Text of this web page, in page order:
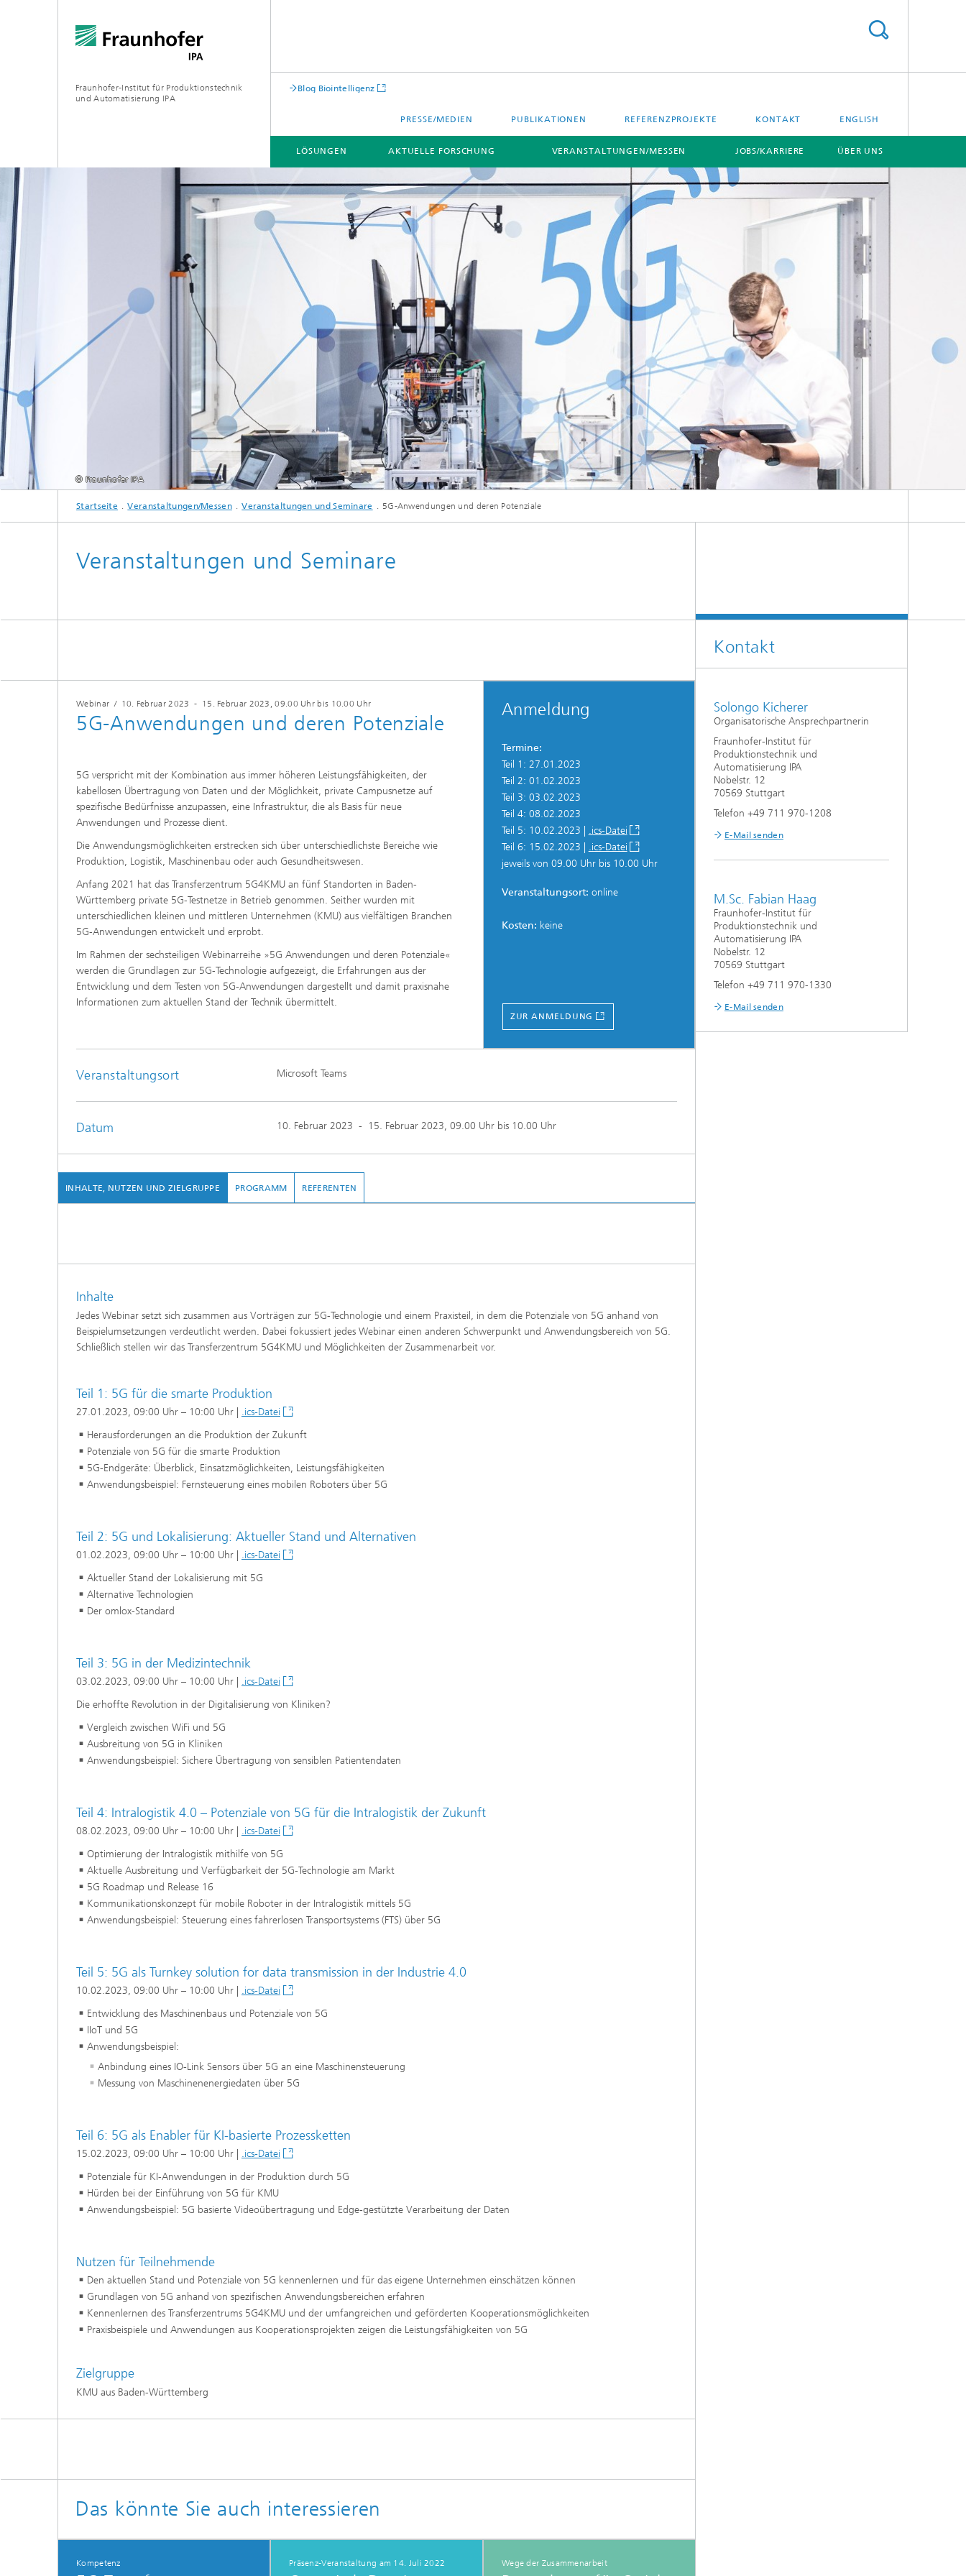
Fraunhofer-Institut für Produktionstechnik
und Automatisierung IPA
Blog Biointelligenz
PRESSE/MEDIEN PUBLIKATIONEN REFERENZPROJEKTE KONTAKT ENGLISH
LÖSUNGEN AKTUELLE FORSCHUNG VERANSTALTUNGEN/MESSEN JOBS/KARRIERE ÜBER UNS
© Fraunhofer IPA
Startseite Veranstaltungen/Messen Veranstaltungen und Seminare 5G-Anwendungen und deren Potenziale
Veranstaltungen und Seminare
Webinar / 10. Februar 2023 - 15. Februar 2023 , 09.00 Uhr bis 10.00 Uhr
5G-Anwendungen und deren Potenziale
5G verspricht mit der Kombination aus immer höheren Leistungsfähigkeiten, der
kabellosen Übertragung von Daten und der Möglichkeit, private Campusnetze auf
spezifische Bedürfnisse anzupassen, eine Infrastruktur, die als Basis für neue
Anwendungen und Prozesse dient.
Die Anwendungsmöglichkeiten erstrecken sich über unterschiedlichste Bereiche wie
Produktion, Logistik, Maschinenbau oder auch Gesundheitswesen.
Anfang 2021 hat das Transferzentrum 5G4KMU an fünf Standorten in Baden-
Württemberg private 5G-Testnetze in Betrieb genommen. Seither wurden mit
unterschiedlichen kleinen und mittleren Unternehmen (KMU) aus vielfältigen Branchen
5G-Anwendungen entwickelt und erprobt.
Im Rahmen der sechsteiligen Webinarreihe »5G Anwendungen und deren Potenziale«
werden die Grundlagen zur 5G-Technologie aufgezeigt, die Erfahrungen aus der
Entwicklung und dem Testen von 5G-Anwendungen dargestellt und damit praxisnahe
Informationen zum aktuellen Stand der Technik übermittelt.
Anmeldung
Termine:
Teil 1: 27.01.2023
Teil 2: 01.02.2023
Teil 3: 03.02.2023
Teil 4: 08.02.2023
Teil 5: 10.02.2023 | .ics-Datei
Teil 6: 15.02.2023 | .ics-Datei
jeweils von 09.00 Uhr bis 10.00 Uhr
Veranstaltungsort: online
Kosten: keine
ZUR ANMELDUNG
Veranstaltungsort Microsoft Teams
Datum 10. Februar 2023 - 15. Februar 2023, 09.00 Uhr bis 10.00 Uhr
INHALTE, NUTZEN UND ZIELGRUPPE
Inhalte
Jedes Webinar setzt sich zusammen aus Vorträgen zur 5G-Technologie und einem Praxisteil, in dem die Potenziale von 5G anhand von
Beispielumsetzungen verdeutlicht werden. Dabei fokussiert jedes Webinar einen anderen Schwerpunkt und Anwendungsbereich von 5G.
Schließlich stellen wir das Transferzentrum 5G4KMU und Möglichkeiten der Zusammenarbeit vor.
Teil 1: 5G für die smarte Produktion
27.01.2023, 09:00 Uhr – 10:00 Uhr | .ics-Datei
Herausforderungen an die Produktion der Zukunft
Potenziale von 5G für die smarte Produktion
5G-Endgeräte: Überblick, Einsatzmöglichkeiten, Leistungsfähigkeiten
Anwendungsbeispiel: Fernsteuerung eines mobilen Roboters über 5G
Teil 2: 5G und Lokalisierung: Aktueller Stand und Alternativen
01.02.2023, 09:00 Uhr – 10:00 Uhr | .ics-Datei
Aktueller Stand der Lokalisierung mit 5G
Alternative Technologien
Der omlox-Standard
Teil 3: 5G in der Medizintechnik
03.02.2023, 09:00 Uhr – 10:00 Uhr | .ics-Datei
Die erhoffte Revolution in der Digitalisierung von Kliniken?
Vergleich zwischen WiFi und 5G
Ausbreitung von 5G in Kliniken
Anwendungsbeispiel: Sichere Übertragung von sensiblen Patientendaten
Teil 4: Intralogistik 4.0 – Potenziale von 5G für die Intralogistik der Zukunft
08.02.2023, 09:00 Uhr – 10:00 Uhr | .ics-Datei
Optimierung der Intralogistik mithilfe von 5G
Aktuelle Ausbreitung und Verfügbarkeit der 5G-Technologie am Markt
5G Roadmap und Release 16
Kommunikationskonzept für mobile Roboter in der Intralogistik mittels 5G
Anwendungsbeispiel: Steuerung eines fahrerlosen Transportsystems (FTS) über 5G
Teil 5: 5G als Turnkey solution for data transmission in der Industrie 4.0
10.02.2023, 09:00 Uhr – 10:00 Uhr | .ics-Datei
Entwicklung des Maschinenbaus und Potenziale von 5G
IIoT und 5G
Anwendungsbeispiel:
Anbindung eines IO-Link Sensors über 5G an eine Maschinensteuerung
Messung von Maschinenenergiedaten über 5G
Teil 6: 5G als Enabler für KI-basierte Prozessketten
15.02.2023, 09:00 Uhr – 10:00 Uhr | .ics-Datei
Potenziale für KI-Anwendungen in der Produktion durch 5G
Hürden bei der Einführung von 5G für KMU
Anwendungsbeispiel: 5G basierte Videoübertragung und Edge-gestützte Verarbeitung der Daten
Nutzen für Teilnehmende
Den aktuellen Stand und Potenziale von 5G kennenlernen und für das eigene Unternehmen einschätzen können
Grundlagen von 5G anhand von spezifischen Anwendungsbereichen erfahren
Kennenlernen des Transferzentrums 5G4KMU und der umfangreichen und geförderten Kooperationsmöglichkeiten
Praxisbeispiele und Anwendungen aus Kooperationsprojekten zeigen die Leistungsfähigkeiten von 5G
Zielgruppe
KMU aus Baden-Württemberg
PROGRAMM REFERENTEN
Das könnte Sie auch interessieren
Kompetenz Präsenz-Veranstaltung am 14. Juli 2022 Wege der Zusammenarbeit
Kontakt
Solongo Kicherer
Organisatorische Ansprechpartnerin
Fraunhofer-Institut für
Produktionstechnik und
Automatisierung IPA
Nobelstr. 12
70569 Stuttgart
Telefon +49 711 970-1208
E-Mail senden
M.Sc. Fabian Haag
Fraunhofer-Institut für
Produktionstechnik und
Automatisierung IPA
Nobelstr. 12
70569 Stuttgart
Telefon +49 711 970-1330
E-Mail senden